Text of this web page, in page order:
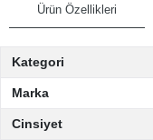
Ürün Özellikleri
Kategori
Marka
Cinsiyet